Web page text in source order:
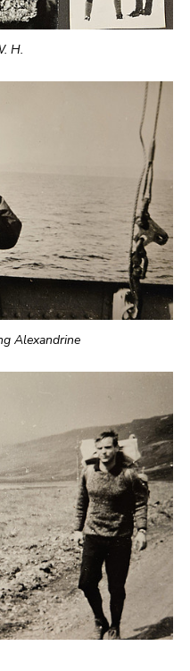
H.
Alexandrine